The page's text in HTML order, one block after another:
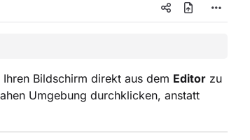
Bildschirm direkt aus dem Editor zu
Umgebung durchklicken, anstatt